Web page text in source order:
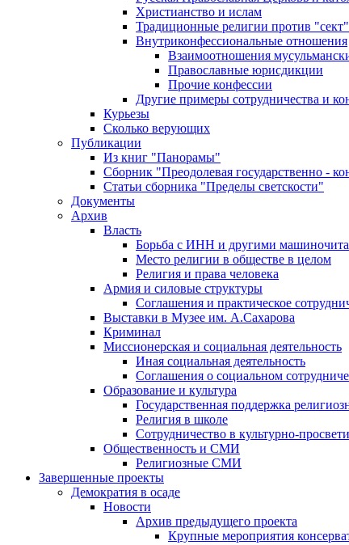
Христианство и ислам
Традиционные религии против "сект"
Внутриконфессиональные отношения
Взаимоотношения
Православные юрисдикции
Прочие конфессии
Другие примеры сотрудничества и
Курьезы
Сколько верующих
Публикации
Из книг "Панорамы"
Сборник "Преодолевая государственно -
Статьи сборника "Пределы светскости"
Документы
Архив
Власть
Борьба с ИНН и другими
Место религии в обществе в целом
Религия и права человека
Армия и силовые структуры
Соглашения и практическое
Выставки в Музее им. А.Сахарова
Криминал
Миссионерская и социальная деятельность
Иная социальная деятельность
Соглашения о социальном
Образование и культура
Государственная поддержка
Религия в школе
Сотрудничество в культурно-
Общественность и СМИ
Религиозные СМИ
Завершенные проекты
Демократия в осаде
Новости
Архив предыдущего проекта
Крупные мероприятия